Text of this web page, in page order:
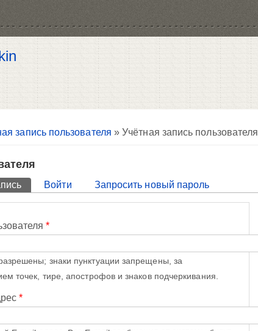
запись пользователя » Учётная запись пользователя
(активная вкладка)
Войти Запросить новый пароль
*
знаки пунктуации запрещены, за
точек, тире, апострофов и знаков подчеркивания.
*